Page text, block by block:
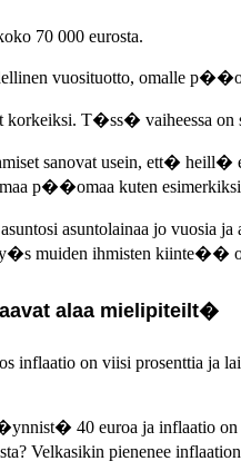
70 000 eurosta.
vuosituotto, omalle
T�ss� vaiheessa
sanovat usein, ett� heill�
p��omaa kuten
asuntolainaa jo
muiden ihmisten kiinte��
alaa mielipiteilt�
on viisi prosenttia ja
40 euroa ja inflaatio
Velkasikin pienenee inflaation